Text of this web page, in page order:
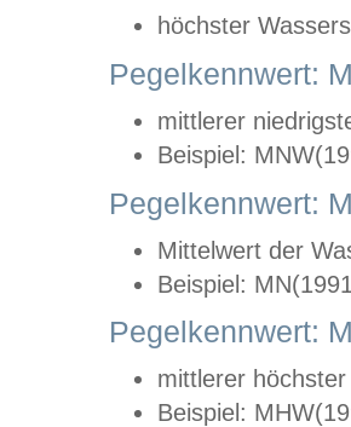
höchster
Pegelkennwert:
mittlerer
Beispiel:
Pegelkennwert:
Mittelwert der
Beispiel:
Pegelkennwert:
mittlerer
Beispiel: